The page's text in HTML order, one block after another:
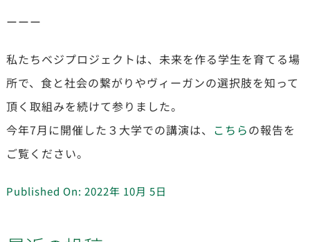
ーーー
私たちベジプロジェクトは、未来を作る学生を育てる場
所で、食と社会の繋がりやヴィーガンの選択肢を知って
頂く取組みを続けて参りました。
今年7月に開催した３大学での講演は、 こちらの報告を
ご覧ください。
Published On: 2022年 10月 5日